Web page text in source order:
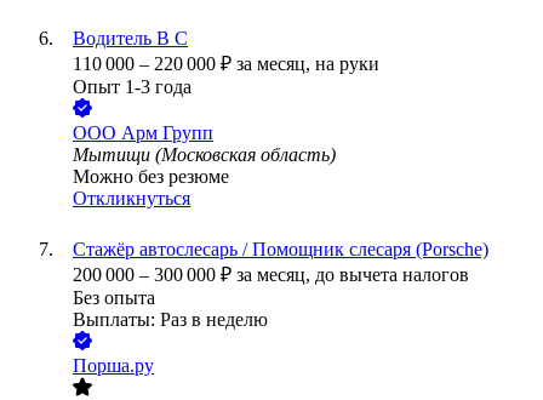
Водитель В С
110 000 – 220 000 ₽ за месяц, на руки
Опыт 1-3 года
ООО Арм Групп
Мытищи (Московская область)
Можно без резюме
Откликнуться
Стажёр автослесарь / Помощник слесаря (Porsche)
200 000 – 300 000 ₽ за месяц, до вычета налогов
Без опыта
Выплаты: Раз в неделю
Порша.ру